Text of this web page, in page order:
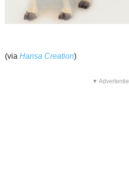
(via Hansa Creation)
▼ Advertentie